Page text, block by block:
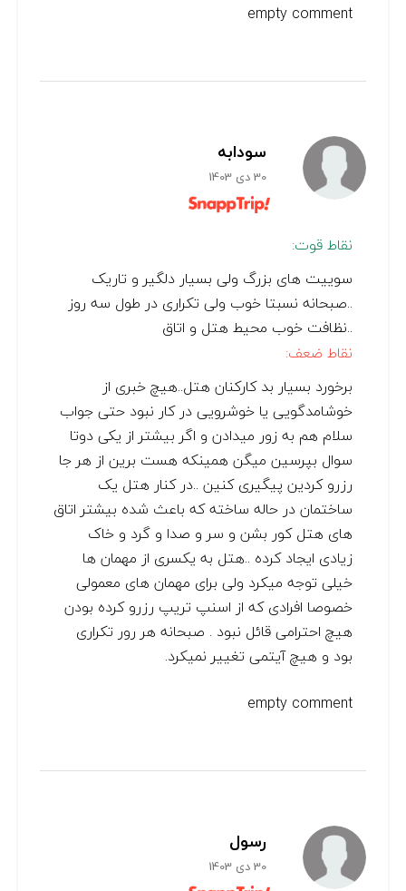
empty comment
سودابه
30 دی 1403
نقاط قوت:
سوییت های بزرگ ولی بسیار دلگیر و تاریک
..صبحانه نسبتا خوب ولی تکراری در طول سه روز
..نظافت خوب محیط هتل و اتاق
نقاط ضعف:
برخورد بسیار بد کارکنان هتل..هیچ خبری از
خوشامدگویی یا خوشرویی در کار نبود حتی جواب
سلام هم به زور میدادن و اگر بیشتر از یکی دوتا
سوال بپرسین میگن همینکه هست برین از هر جا
رزرو کردین پیگیری کنین ..در کنار هتل یک
ساختمان در حاله ساخته که باعث شده بیشتر اتاق
های هتل کور بشن و سر و صدا و گرد و خاک
زیادی ایجاد کرده ..هتل به یکسری از مهمان ها
خیلی توجه میکرد ولی برای مهمان های معمولی
خصوصا افرادی که از اسنپ تریپ رزرو کرده بودن
هیچ احترامی قائل نبود . صبحانه هر رور تکراری
بود و هیچ آیتمی تغییر نمیکرد.
empty comment
رسول
30 دی 1403